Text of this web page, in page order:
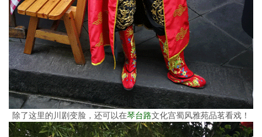
除了这里的川剧变脸，还可以在琴台路文化宫蜀风雅苑品茗看戏！